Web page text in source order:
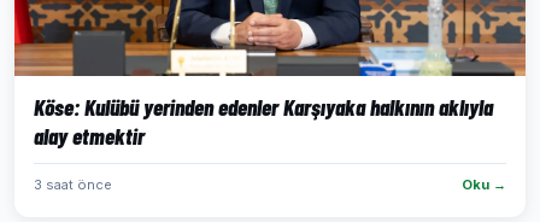
Köse: Kulübü yerinden edenler Karşıyaka halkının aklıyla
alay etmektir
3 saat önce Oku →